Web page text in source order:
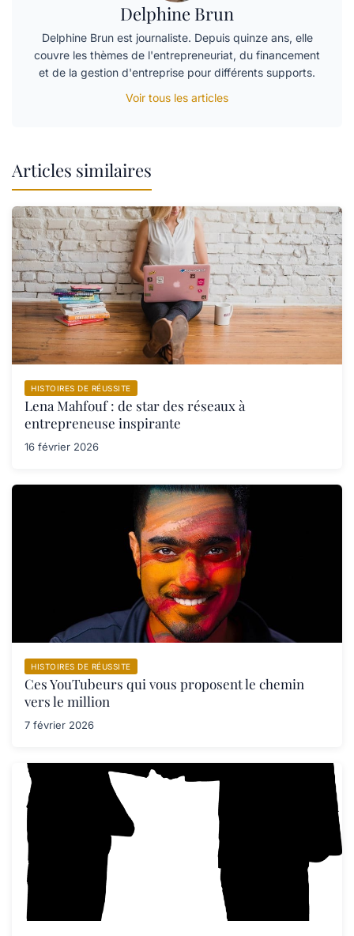
Delphine Brun
Delphine Brun est journaliste. Depuis quinze ans, elle
couvre les thèmes de l'entrepreneuriat, du financement
et de la gestion d'entreprise pour différents supports.
Voir tous les articles
Articles similaires
HISTOIRES DE RÉUSSITE
Lena Mahfouf : de star des réseaux à
entrepreneuse inspirante
16 février 2026
HISTOIRES DE RÉUSSITE
Ces YouTubeurs qui vous proposent le chemin
vers le million
7 février 2026